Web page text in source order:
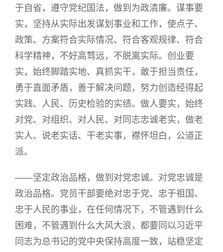
于自省，遵守党纪国法，做到为政清廉。谋事要
实，坚持从实际出发谋划事业和工作，使点子、
政策、方案符合实际情况、符合客观规律、符合
科学精神，不好高骛远，不脱离实际。创业要
实，始终脚踏实地、真抓实干，敢于担当责任，
勇于直面矛盾，善于解决问题，努力创造经得起
实践、人民、历史检验的实绩。做人要实，始终
对党、对组织、对人民、对同志忠诚老实，做老
实人、说老实话、干老实事，襟怀坦白，公道正
派。
——坚定政治品格，做到对党忠诚。对党忠诚是
政治品格。党员干部要绝对忠于党、忠于祖国、
忠于人民的事业，在任何情况下，不管遇到什么
困难，不管遇到什么大风大浪，都要同以习近平
同志为总书记的党中央保持高度一致，站稳坚定